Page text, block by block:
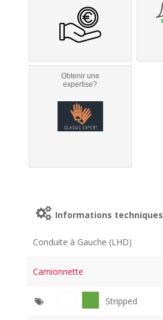
Obtenir une
expertise?
Informations techniques
Conduite à Gauche (LHD)
Camionnette
Stripped